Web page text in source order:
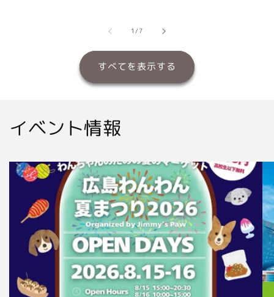
格
1/の
7
すべてを表示する
イベント情報